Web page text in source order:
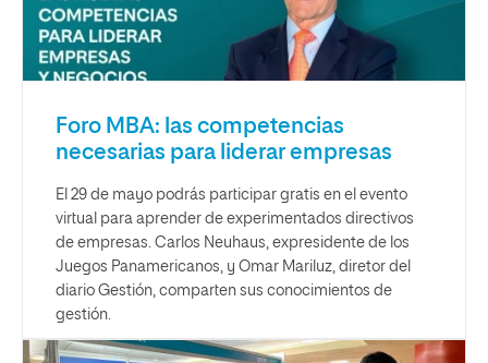
Foro MBA: las competencias
necesarias para liderar empresas
El 29 de mayo podrás participar gratis en el evento
virtual para aprender de experimentados directivos
de empresas. Carlos Neuhaus, expresidente de los
Juegos Panamericanos, y Omar Mariluz, diretor del
diario Gestión, comparten sus conocimientos de
gestión.